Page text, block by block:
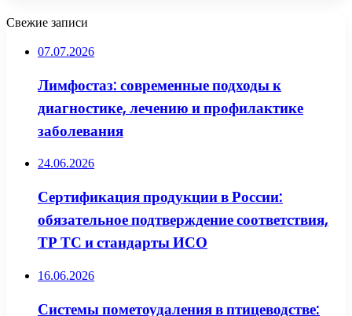
Свежие записи
07.07.2026
Лимфостаз: современные подходы к
диагностике, лечению и профилактике
заболевания
24.06.2026
Сертификация продукции в России:
обязательное подтверждение соответствия,
ТР ТС и стандарты ИСО
16.06.2026
Системы пометоудаления в птицеводстве: